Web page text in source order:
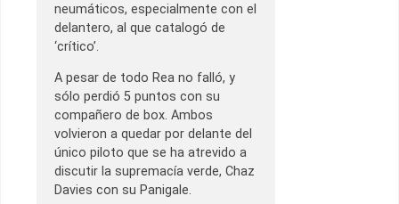
neumáticos, especialmente con el
delantero, al que catalogó de
‘crítico’.
A pesar de todo Rea no falló, y
sólo perdió 5 puntos con su
compañero de box. Ambos
volvieron a quedar por delante del
único piloto que se ha atrevido a
discutir la supremacía verde, Chaz
Davies con su Panigale.